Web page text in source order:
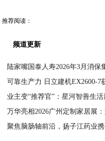
推荐阅读：
频道更新
陆家嘴国泰人寿2026年3月消保
可靠生产力 日立建机EX2600-7
业主变“推荐官”：星河智善生
万华亮相2026广州定制家居展
聚焦脑肠轴前沿，扬子江药业